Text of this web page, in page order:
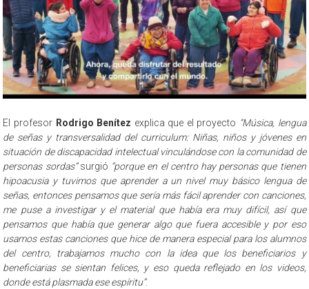
El profesor Rodrigo Benítez explica que el proyecto “Música, lengua
de señas y transversalidad del curriculum: Niñas, niños y jóvenes en
situación de discapacidad intelectual vinculándose con la comunidad de
personas sordas”surgió “porque en el centro hay personas que tienen
hipoacusia y tuvimos que aprender a un nivel muy básico lengua de
señas, entonces pensamos que sería más fácil aprender con canciones,
me puse a investigar y el material que había era muy difícil, así que
pensamos que había que generar algo que fuera accesible y por eso
usamos estas canciones que hice de manera especial para los alumnos
del centro, trabajamos mucho con la idea que los beneficiarios y
beneficiarias se sientan felices, y eso queda reflejado en los videos,
donde está plasmada ese espíritu”.